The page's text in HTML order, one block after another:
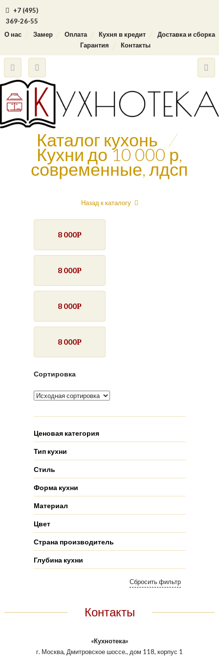
+7 (495)
369-26-55
О нас
Замер Оплата Кухня в кредит
Доставка и сборка
Гарантия
Контакты
Каталог кухонь /
Кухни до 10 000 р,
современные, лдсп
Назад к каталогу
8 000Р
8 000Р
8 000Р
8 000Р
Сортировка
Ценовая категория
Тип кухни
Стиль
Форма кухни
Материал
Цвет
Страна производитель
Глубина кухни
Контакты
«Кухнотека»
г. Москва, Дмитровское шоссе., дом 118, корпус 1